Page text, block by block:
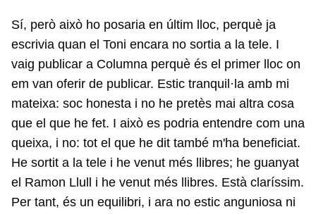
Sí, però això ho posaria en últim lloc, perquè ja
escrivia quan el Toni encara no sortia a la tele. I
vaig publicar a Columna perquè és el primer lloc on
em van oferir de publicar. Estic tranquil·la amb mi
mateixa: soc honesta i no he pretès mai altra cosa
que el que he fet. I això es podria entendre com una
queixa, i no: tot el que he dit també m'ha beneficiat.
He sortit a la tele i he venut més llibres; he guanyat
el Ramon Llull i he venut més llibres. Està claríssim.
Per tant, és un equilibri, i ara no estic anguniosa ni